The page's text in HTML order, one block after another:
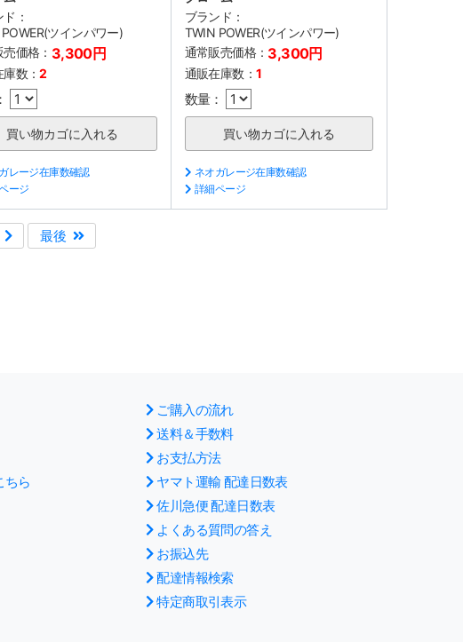
：
ツインパワー)
価格： 3,300円
庫数：2
レージ在庫数確認
ージ
ブランド：
TWIN POWER(ツインパワー)
通常販売価格： 3,300円
通販在庫数： 1
数量：
ネオガレージ在庫数確認
詳細ページ
最後
ちら
ご購入の流れ
送料＆手数料
お支払方法
ヤマト運輸 配達日数表
佐川急便 配達日数表
よくある質問の答え
お振込先
配達情報検索
特定商取引表示